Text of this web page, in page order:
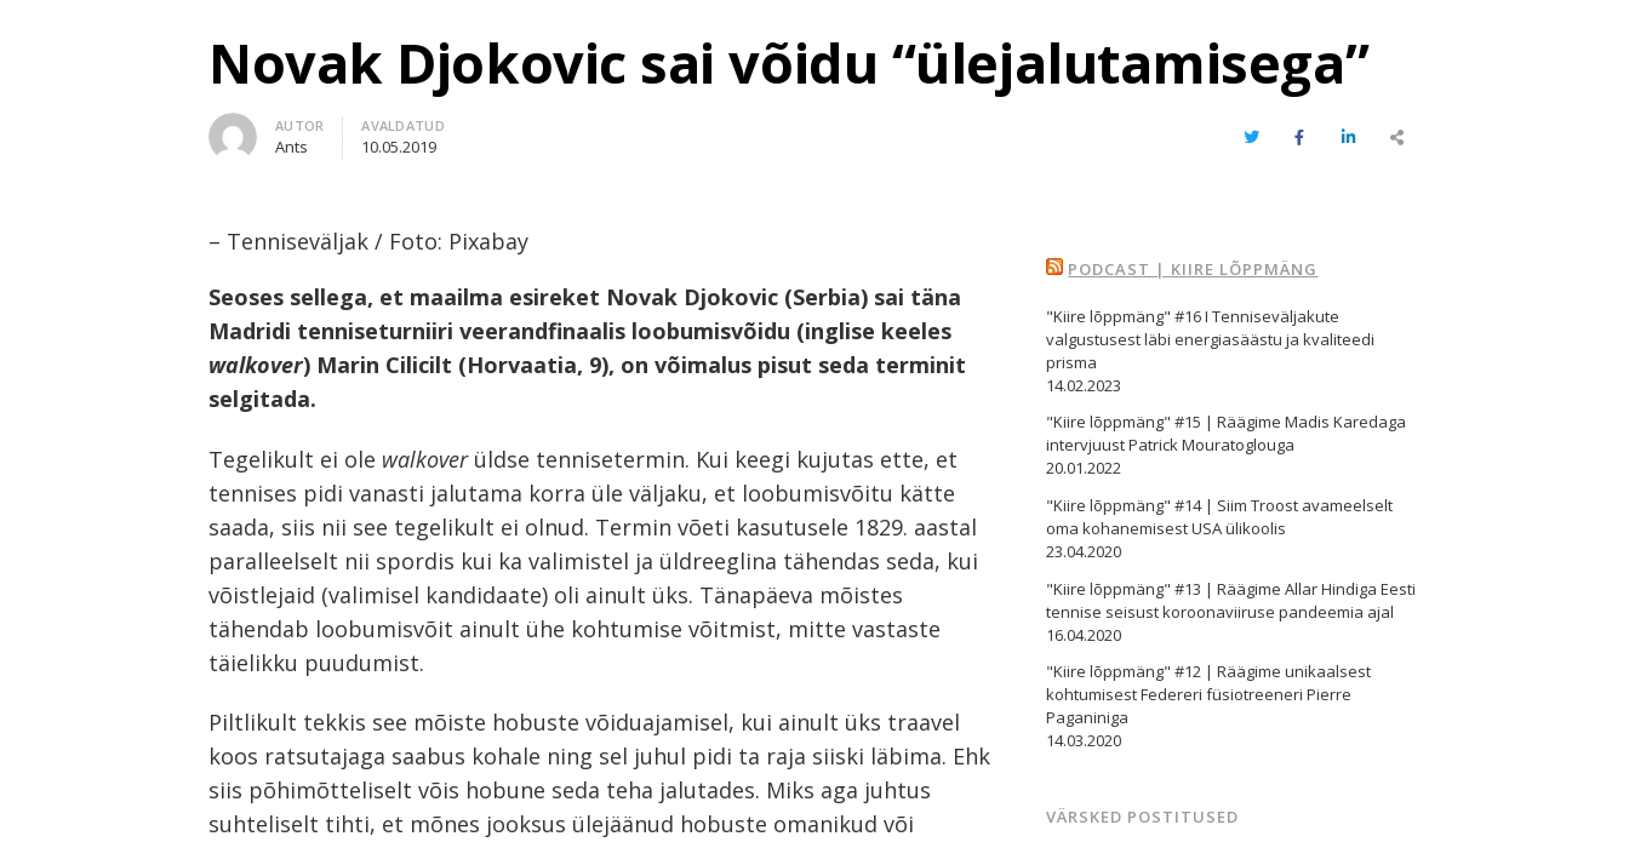
Novak Djokovic sai võidu “ülejalutamisega”
Author
AUTOR
Ants
AVALDATUD
10.05.2019 TwitterFacebookLinkedInShare
– Tenniseväljak / Foto: Pixabay
Seoses sellega, et maailma esireket Novak Djokovic (Serbia) sai täna
Madridi tenniseturniiri veerandfinaalis loobumisvõidu (inglise keeles
walkover) Marin Cilicilt (Horvaatia, 9), on võimalus pisut seda terminit
selgitada.
Tegelikult ei ole walkoverüldse tennisetermin. Kui keegi kujutas ette, et
tennises pidi vanasti jalutama korra üle väljaku, et loobumisvõitu kätte
saada, siis nii see tegelikult ei olnud. Termin võeti kasutusele 1829. aastal
paralleelselt nii spordis kui ka valimistel ja üldreeglina tähendas seda, kui
võistlejaid (valimisel kandidaate) oli ainult üks. Tänapäeva mõistes
tähendab loobumisvõit ainult ühe kohtumise võitmist, mitte vastaste
täielikku puudumist.
Piltlikult tekkis see mõiste hobuste võiduajamisel, kui ainult üks traavel
koos ratsutajaga saabus kohale ning sel juhul pidi ta raja siiski läbima. Ehk
siis põhimõtteliselt võis hobune seda teha jalutades. Miks aga juhtus
suhteliselt tihti, et mõnes jooksus ülejäänud hobuste omanikud või
PODCAST | KIIRE LÕPPMÄNG
"Kiire lõppmäng" #16 I Tenniseväljakute
valgustusest läbi energiasäästu ja kvaliteedi
prisma
14.02.2023
"Kiire lõppmäng" #15 | Räägime Madis Karedaga
intervjuust Patrick Mouratoglouga
20.01.2022
"Kiire lõppmäng" #14 | Siim Troost avameelselt
oma kohanemisest USA ülikoolis
23.04.2020
"Kiire lõppmäng" #13 | Räägime Allar Hindiga Eesti
tennise seisust koroonaviiruse pandeemia ajal
16.04.2020
"Kiire lõppmäng" #12 | Räägime unikaalsest
kohtumisest Federeri füsiotreeneri Pierre
Paganiniga
14.03.2020
VÄRSKED POSTITUSED